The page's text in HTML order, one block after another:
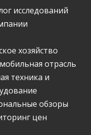
исследований
хозяйство
отрасль
техника и
обзоры
цен